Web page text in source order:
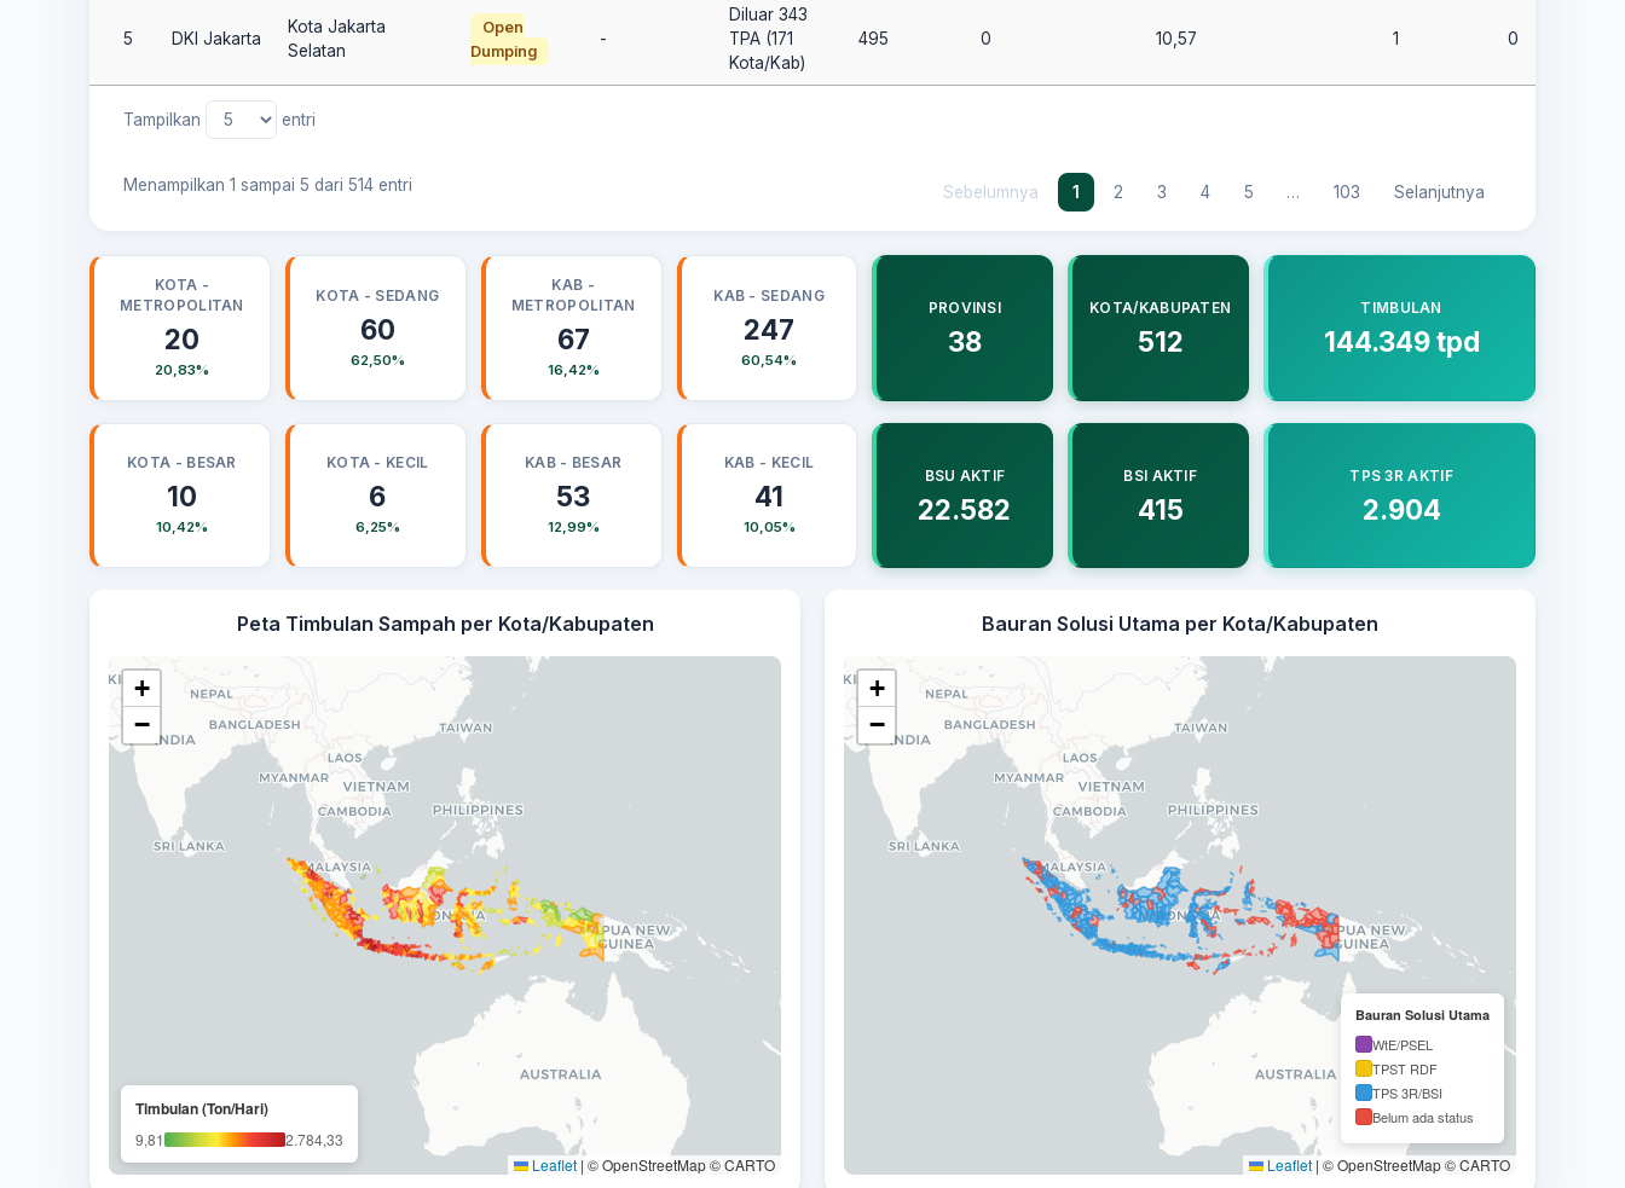
5 DKI Jakarta
Kota Jakarta
Selatan
Open
Dumping
-
Diluar 343
TPA (171
Kota/Kab)
495 0 10,57 1 0
Tampilkan entri
Menampilkan 1 sampai 5 dari 514 entri Sebelumnya 1 2 3 4 5 … 103 Selanjutnya
KOTA -
METROPOLITAN
20
20,83%
KOTA - SEDANG
60
62,50%
KAB -
METROPOLITAN
67
16,42%
KAB - SEDANG
247
60,54%
PROVINSI
38
KOTA/KABUPATEN
512
TIMBULAN
144.349 tpd
KOTA - BESAR
10
10,42%
KOTA - KECIL
6
6,25%
KAB - BESAR
53
12,99%
KAB - KECIL
41
10,05%
BSU AKTIF
22.582
BSI AKTIF
415
TPS 3R AKTIF
2.904
Peta Timbulan Sampah per Kota/Kabupaten
+
−
Timbulan (Ton/Hari)
9,81
2.784,33
Leaflet | © OpenStreetMap © CARTO
Bauran Solusi Utama per Kota/Kabupaten
+
−
Bauran Solusi Utama
WtE/PSEL
TPST RDF
TPS 3R/BSI
Belum ada status
Leaflet | © OpenStreetMap © CARTO